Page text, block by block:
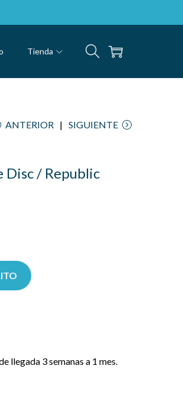
Tienda
ANTERIOR SIGUIENTE
Disc / Republic
llegada 3 semanas a 1 mes.